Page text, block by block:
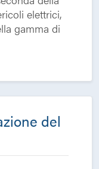
elettrici,
gamma di
del